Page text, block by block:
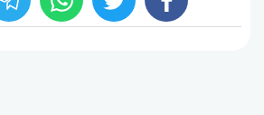
facebook
twitter
whats